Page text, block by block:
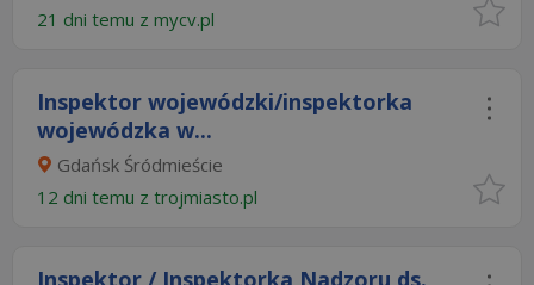
21 dni temu z mycv.pl
Inspektor wojewódzki/inspektorka
wojewódzka w...
Gdańsk Śródmieście
12 dni temu z trojmiasto.pl
Inspektor / Inspektorka Nadzoru ds.